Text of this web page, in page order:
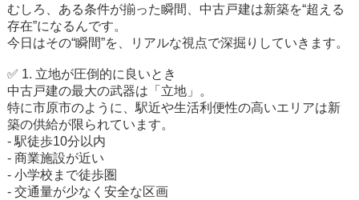
むしろ、ある条件が揃った瞬間、中古戸建は新築を“超える
存在”になるんです。
今日はその“瞬間”を、リアルな視点で深掘りしていきます。
✅ 1. 立地が圧倒的に良いとき
中古戸建の最大の武器は「立地」。
特に市原市のように、駅近や生活利便性の高いエリアは新
築の供給が限られています。
- 駅徒歩10分以内
- 商業施設が近い
- 小学校まで徒歩圏
- 交通量が少なく安全な区画